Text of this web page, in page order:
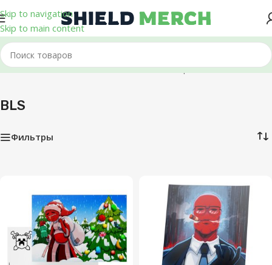
Skip to navigation
Skip to main content
Главная/BLS Отображение 1–12 из 15
BLS
Фильтры